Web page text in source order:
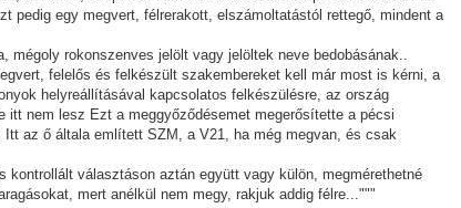
pedig egy megvert, félrerakott, elszámoltatástól rettegő, mindent a
rokonszenves jelölt vagy jelöltek neve bedobásának..
felelős és felkészült szakembereket kell már most is kérni, a
helyreállításával kapcsolatos felkészülésre, az ország
nem lesz Ezt a meggyőződésemet megerősítette a pécsi
az ő általa említett SZM, a V21, ha még megvan, és csak
választáson aztán együtt vagy külön, megmérethetné
mert anélkül nem megy, rakjuk addig félre..."""